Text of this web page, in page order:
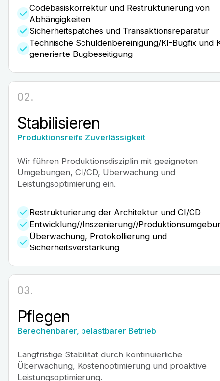
Codebasiskorrektur und Restrukturierung von
Abhängigkeiten
Sicherheitspatches und Transaktionsreparatur
Technische Schuldenbereinigung/KI-Bugfix und
generierte Bugbeseitigung
02.
Stabilisieren
Produktionsreife Zuverlässigkeit
Wir führen Produktionsdisziplin mit geeigneten
Umgebungen, CI/CD, Überwachung und
Leistungsoptimierung ein.
Restrukturierung der Architektur und CI/CD
Entwicklung//Inszenierung//
Überwachung, Protokollierung und
Sicherheitsverstärkung
03.
Pflegen
Berechenbarer, belastbarer Betrieb
Langfristige Stabilität durch kontinuierliche
Überwachung, Kostenoptimierung und proaktive
Leistungsoptimierung.